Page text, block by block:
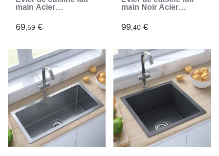
main Acier
69,59 €
main Noir Acier
99,40 €